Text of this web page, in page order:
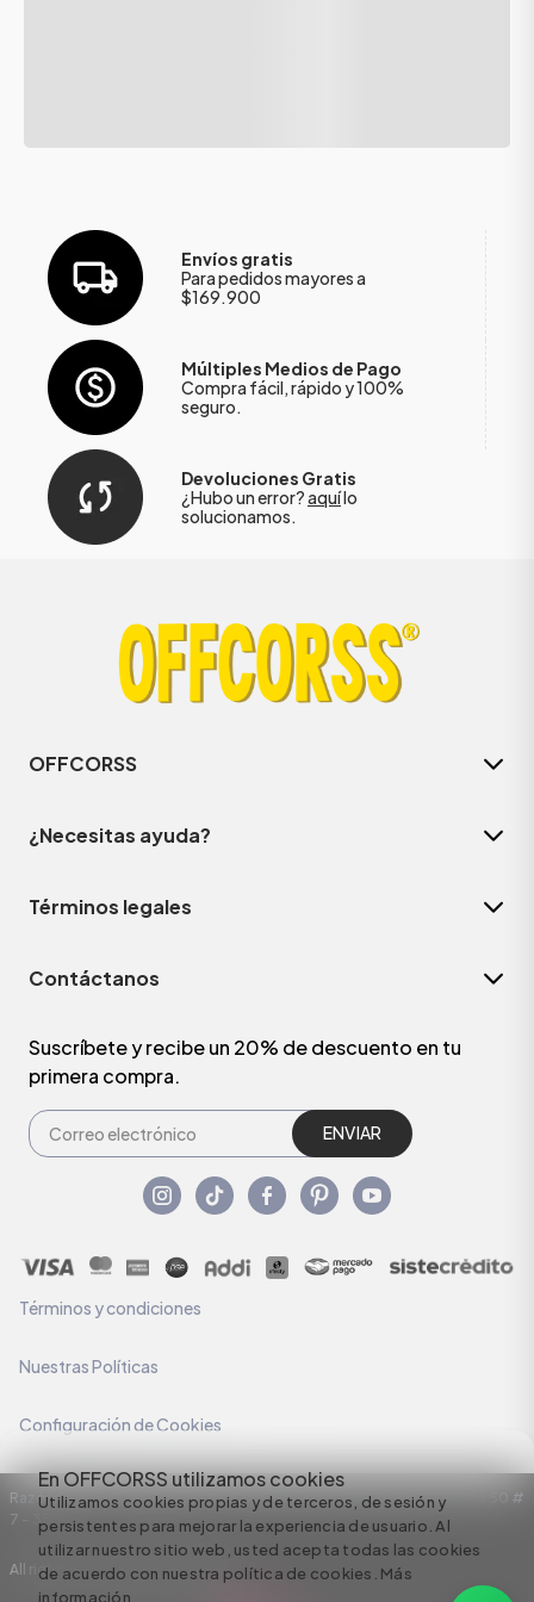
En OFFCORSS utilizamos cookies
Utilizamos cookies propias y de terceros, de sesión y
persistentes para mejorar la experiencia de usuario. Al
utilizar nuestro sitio web, usted acepta todas las cookies
de acuerdo con nuestra política de cookies. Más
información
Envíos gratis
Para pedidos mayores a
$169.900
Múltiples Medios de Pago
Compra fácil, rápido y 100%
seguro.
Devoluciones Gratis
¿Hubo un error?aquílo
solucionamos.
OFFCORSS
¿Necesitas ayuda?
Términos legales
Contáctanos
Suscríbete y recibe un 20% de descuento en tu
primera compra.
ENVIAR
Términos y condiciones
Nuestras Políticas
Configuración de Cookies
Razón Social: C.I HERMECO S.A. NIT: 890924167-6 Dirección: Carrera 50 #
7 – 35
All rights reserved empowered by